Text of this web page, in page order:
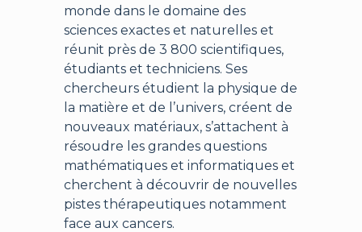
monde dans le domaine des
sciences exactes et naturelles et
réunit près de 3 800 scientifiques,
étudiants et techniciens. Ses
chercheurs étudient la physique de
la matière et de l’univers, créent de
nouveaux matériaux, s’attachent à
résoudre les grandes questions
mathématiques et informatiques et
cherchent à découvrir de nouvelles
pistes thérapeutiques notamment
face aux cancers.